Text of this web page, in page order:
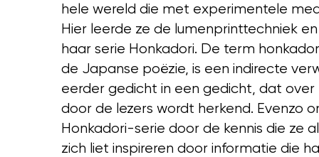
hele wereld die met experimentele
Hier leerde ze de lumenprinttechniek
haar serie Honkadori. De term
de Japanse poëzie, is een indirecte
eerder gedicht in een gedicht, dat
door de lezers wordt herkend. Evenzo
Honkadori-serie door de kennis die ze
zich liet inspireren door informatie die